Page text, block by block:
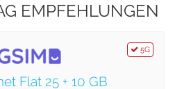
EMPFEHLUNGEN
5G
Flat 25 + 10 GB